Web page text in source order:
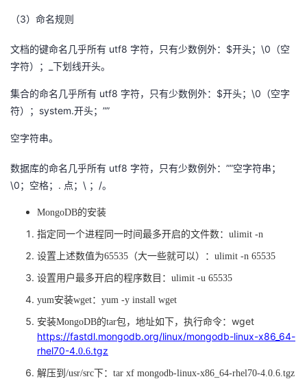
（3）命名规则
文档的键命名几乎所有 utf8 字符，只有少数例外：$开头；\0（空
字符）；_下划线开头。
集合的命名几乎所有 utf8 字符，只有少数例外：$开头；\0（空字
符）；system.开头；””
空字符串。
数据库的命名几乎所有 utf8 字符，只有少数例外：””空字符串；
\0；空格；. 点；\ ；/。
MongoDB的安装
指定同一个进程同一时间最多开启的文件数： ulimit -n
设置上述数值为65535（大一些就可以）：ulimit -n 65535
设置用户最多开启的程序数目： ulimit -u 65535
yum安装wget：yum -y install wget
安装MongoDB的tar包，地址如下，执行命令： wget
https://fastdl.mongodb.org/linux/mongodb-linux-x86_64-
rhel70-4.0.6.tgz
解压到 /usr/src下：tar xf mongodb-linux-x86_64-rhel70-4.0.6.tgz